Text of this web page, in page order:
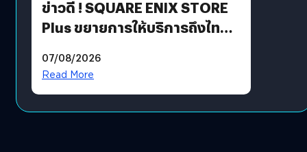
ข่าวดี ! SQUARE ENIX STORE
Plus ขยายการให้บริการถึงไทย
โดยตรง
07/08/2026
Read More